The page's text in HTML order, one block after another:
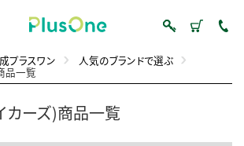
プラスワン 人気のブランドで選ぶ
品一覧
カーズ)商品一覧